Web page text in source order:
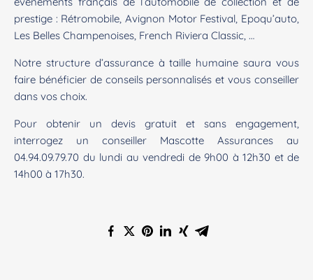
prestige : Rétromobile, Avignon Motor Festival, Epoqu’auto,
Les Belles Champenoises, French Riviera Classic, …
Notre structure d’assurance à taille humaine saura vous
faire bénéficier de conseils personnalisés et vous conseiller
dans vos choix.
Pour obtenir un devis gratuit et sans engagement,
interrogez un conseiller Mascotte Assurances au
04.94.09.79.70 du lundi au vendredi de 9h00 à 12h30 et de
14h00 à 17h30.